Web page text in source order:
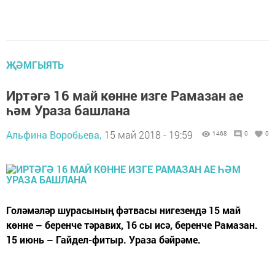
ҖӘМГЫЯТЬ
Иртәгә 16 май көнне изге Рамазан ае
һәм Ураза башлана
Альфина Воробьева, 15 май 2018 - 19:59 1468 0 0
Голәмәләр шурасының фәтвасы нигезендә 15 май
көнне – беренче тәравих, 16 сы исә, беренче Рамазан.
15 июнь – Гайдел-фитыр. Ураза бәйрәме.